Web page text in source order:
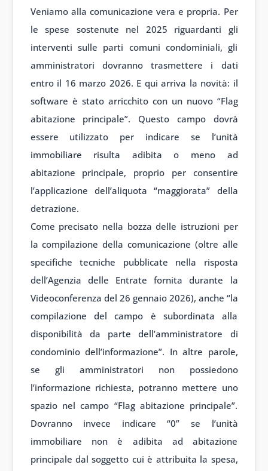
Veniamo alla comunicazione vera e propria. Per
le spese sostenute nel 2025 riguardanti gli
interventi sulle parti comuni condominiali, gli
amministratori dovranno trasmettere i dati
entro il 16 marzo 2026. E qui arriva la novità: il
software è stato arricchito con un nuovo “Flag
abitazione principale”. Questo campo dovrà
essere utilizzato per indicare se l’unità
immobiliare risulta adibita o meno ad
abitazione principale, proprio per consentire
l’applicazione dell’aliquota “maggiorata” della
detrazione.
Come precisato nella bozza delle istruzioni per
la compilazione della comunicazione (oltre alle
specifiche tecniche pubblicate nella risposta
dell’Agenzia delle Entrate fornita durante la
Videoconferenza del 26 gennaio 2026), anche “la
compilazione del campo è subordinata alla
disponibilità da parte dell’amministratore di
condominio dell’informazione”. In altre parole,
se gli amministratori non possiedono
l’informazione richiesta, potranno mettere uno
spazio nel campo “Flag abitazione principale”.
Dovranno invece indicare “0” se l’unità
immobiliare non è adibita ad abitazione
principale dal soggetto cui è attribuita la spesa,